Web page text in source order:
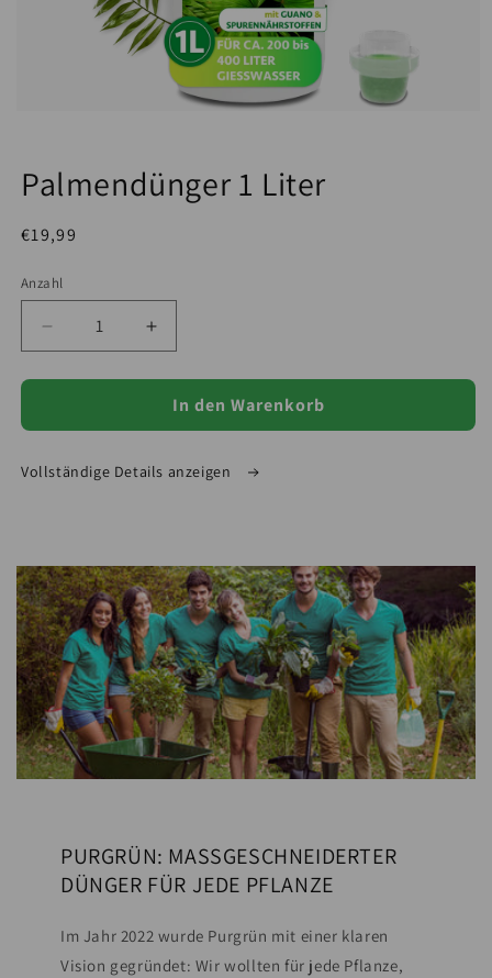
Palmendünger 1 Liter
Normaler Preis
€19,99
Anzahl
Verringere die Menge für Palmendünger 1 Liter
Erhöhe die Menge für Palmendünger
In den Warenkorb
Vollständige Details anzeigen
PURGRÜN: MASSGESCHNEIDERTER
DÜNGER FÜR JEDE PFLANZE
Im Jahr 2022 wurde Purgrün mit einer klaren
Vision gegründet: Wir wollten für jede Pflanze,